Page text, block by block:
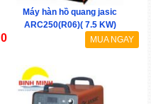
Máy hàn hồ quang jasic
ARC250(R06)( 7.5 KW)
0 MUA NGAY